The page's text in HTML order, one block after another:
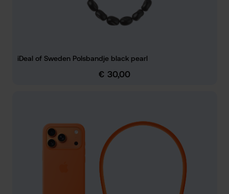
iDeal of Sweden Polsbandje black pearl
Normale prijs:
€ 30,00